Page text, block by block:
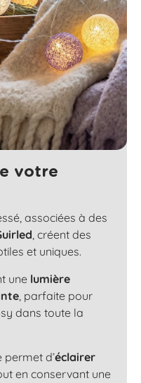
votre
associées à des
, créent des
et uniques.
une lumière
, parfaite pour
dans toute la
permet d’éclairer
en conservant une